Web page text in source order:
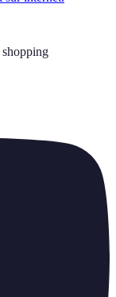
shopping